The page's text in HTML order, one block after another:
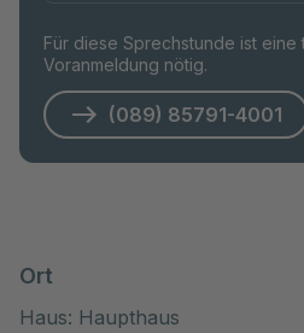
Für diese Sprechstunde ist eine
Voranmeldung nötig.
(089) 85791-4001
Ort
Haus: Haupthaus